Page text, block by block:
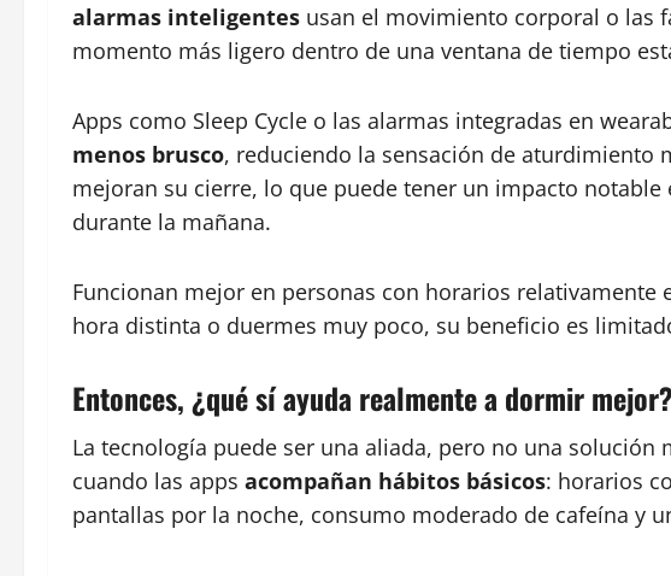
alarmas inteligentes usan el movimiento corporal o las
momento más ligero dentro de una ventana de tiempo
Apps como Sleep Cycle o las alarmas integradas en
menos brusco, reduciendo la sensación de aturdimiento
mejoran su cierre, lo que puede tener un impacto notable
durante la mañana.
Funcionan mejor en personas con horarios relativamente
hora distinta o duermes muy poco, su beneficio es
Entonces, ¿qué sí ayuda realmente a dormir mejor?
La tecnología puede ser una aliada, pero no una solución
cuando las apps acompañan hábitos básicos: horarios
pantallas por la noche, consumo moderado de cafeína y